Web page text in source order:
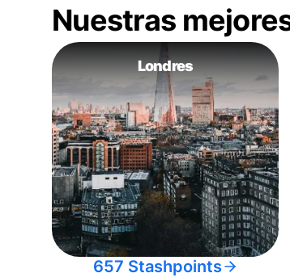
Nuestras
Londres
657 Stashpoints